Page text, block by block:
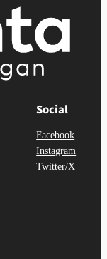
Social
Facebook
Instagram
Twitter/X